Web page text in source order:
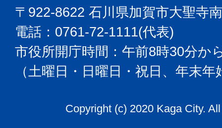
〒922-8622 石川県加賀市大聖寺
電話：0761-72-1111(代表)
市役所開庁時間：午前8時30分か
（土曜日・日曜日・祝日、年末
Copyright (c) 2020 Kaga City.